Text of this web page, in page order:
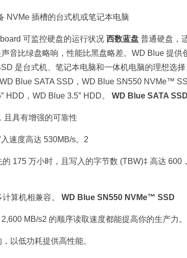
NVMe 插槽的台式机或笔记本电脑
可监控硬盘的运行状况 西数蓝盘 普通硬盘，
音比绿盘略响，性能比黑盘略差。WD Blue 提供
是台式机、笔记本电脑和一体机电脑的理想选
Blue SATA SSD，WD Blue SN550 NVMe™
，WD Blue 3.5″ HDD。 WD Blue SATA SSD
且具有增强的可靠性
速度高达 530MB/s。2
175 万小时，且写入的字节数 (TBW)‡ 高达 600
算机相兼容。 WD Blue SN550 NVMe™ SSD
MB/s2 的顺序读取速度都能提高你的生产力。
以低功耗提供高性能。